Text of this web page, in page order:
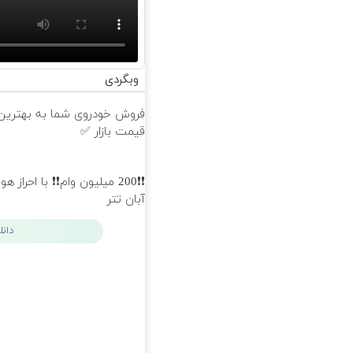
وبگردی
فروش خودروی شما به
قیمت بازار ✅
❗❗200 میلیون وام❗❗ با
آبان تتر